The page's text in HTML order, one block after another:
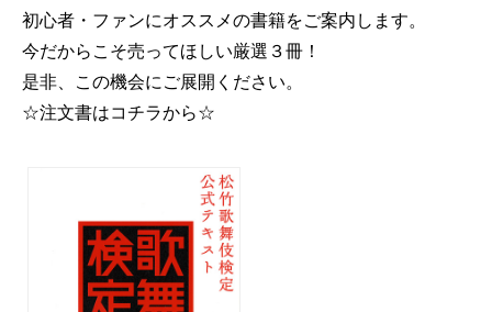
初心者・ファンにオススメの書籍をご案内します。
今だからこそ売ってほしい厳選３冊！
是非、この機会にご展開ください。
☆注文書はコチラから☆